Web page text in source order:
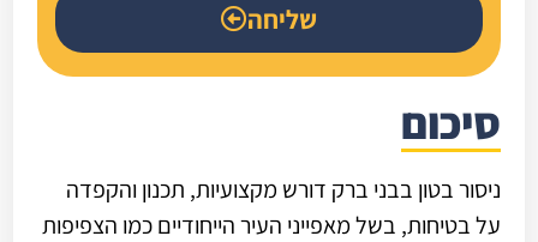
שליחה
סיכום
ניסור בטון בבני ברק דורש מקצועיות, תכנון והקפדה
על בטיחות, בשל מאפייני העיר הייחודיים כמו הצפיפות